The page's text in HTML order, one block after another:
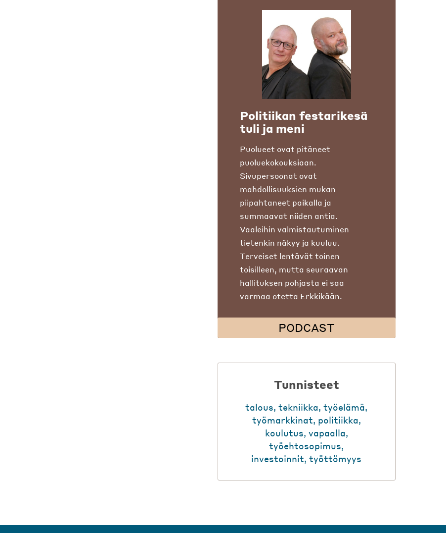
Politiikan festarikesä
tuli ja meni
Puolueet ovat pitäneet
puoluekokouksiaan.
Sivupersoonat ovat
mahdollisuuksien mukan
piipahtaneet paikalla ja
summaavat niiden antia.
Vaaleihin valmistautuminen
tietenkin näkyy ja kuuluu.
Terveiset lentävät toinen
toisilleen, mutta seuraavan
hallituksen pohjasta ei saa
varmaa otetta Erkkikään.
PODCAST
Tunnisteet
talous,tekniikka,työelämä,
työmarkkinat, politiikka,
koulutus, vapaalla,
työehtosopimus,
investoinnit,työttömyys